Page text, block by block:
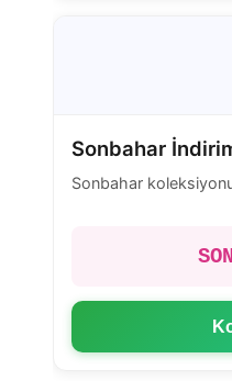
Sonbahar
Sonbahar